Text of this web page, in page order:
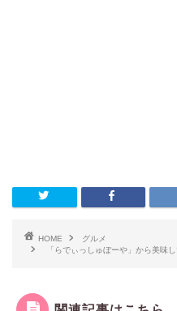
HOME
グルメ
「らでぃっしゅぼーや」から美味